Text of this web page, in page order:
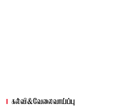
கல்வி&வேலைவாய்ப்பு